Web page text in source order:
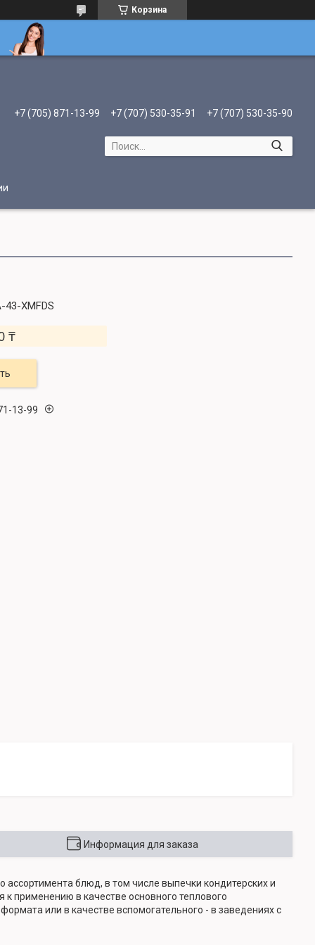
Корзина
+7 (705) 871-13-99 +7 (707) 530-35-91 +7 (707) 530-35-90
43-XMFDS
₸
13-99
Информация для заказа
блюд, в том числе выпечки кондитерских и
применению в качестве основного теплового
или в качестве вспомогательного - в заведениях с